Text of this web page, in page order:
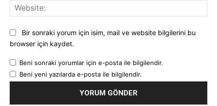
Bir sonraki yorum için isim, mail ve website bilgilerini bu
browser için kaydet.
Beni sonraki yorumlar için e-posta ile bilgilendir.
Beni yeni yazılarda e-posta ile bilgilendir.